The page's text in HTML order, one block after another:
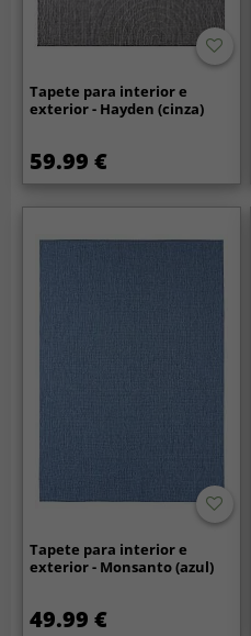
Tapete para interior e
exterior - Hayden (cinza)
59.99 €
Tapete para interior e
exterior - Monsanto (azul)
49.99 €